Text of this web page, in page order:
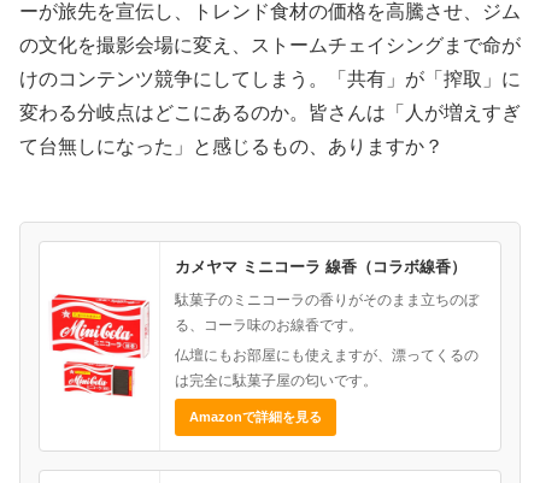
ーが旅先を宣伝し、トレンド食材の価格を高騰させ、ジム
の文化を撮影会場に変え、ストームチェイシングまで命が
けのコンテンツ競争にしてしまう。「共有」が「搾取」に
変わる分岐点はどこにあるのか。皆さんは「人が増えすぎ
て台無しになった」と感じるもの、ありますか？
カメヤマ ミニコーラ 線香（コラボ線香）
駄菓子のミニコーラの香りがそのまま立ちのぼ
る、コーラ味のお線香です。
仏壇にもお部屋にも使えますが、漂ってくるの
は完全に駄菓子屋の匂いです。
Amazonで詳細を見る